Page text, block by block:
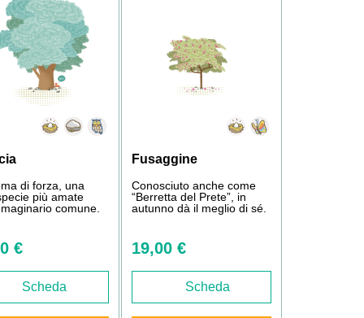
di forza, una
più amate
comune.
€
Scheda
Fusaggine
Conosciuto anche come
“Berretta del Prete”, in
autunno dà il meglio di sé.
19,00 €
Scheda